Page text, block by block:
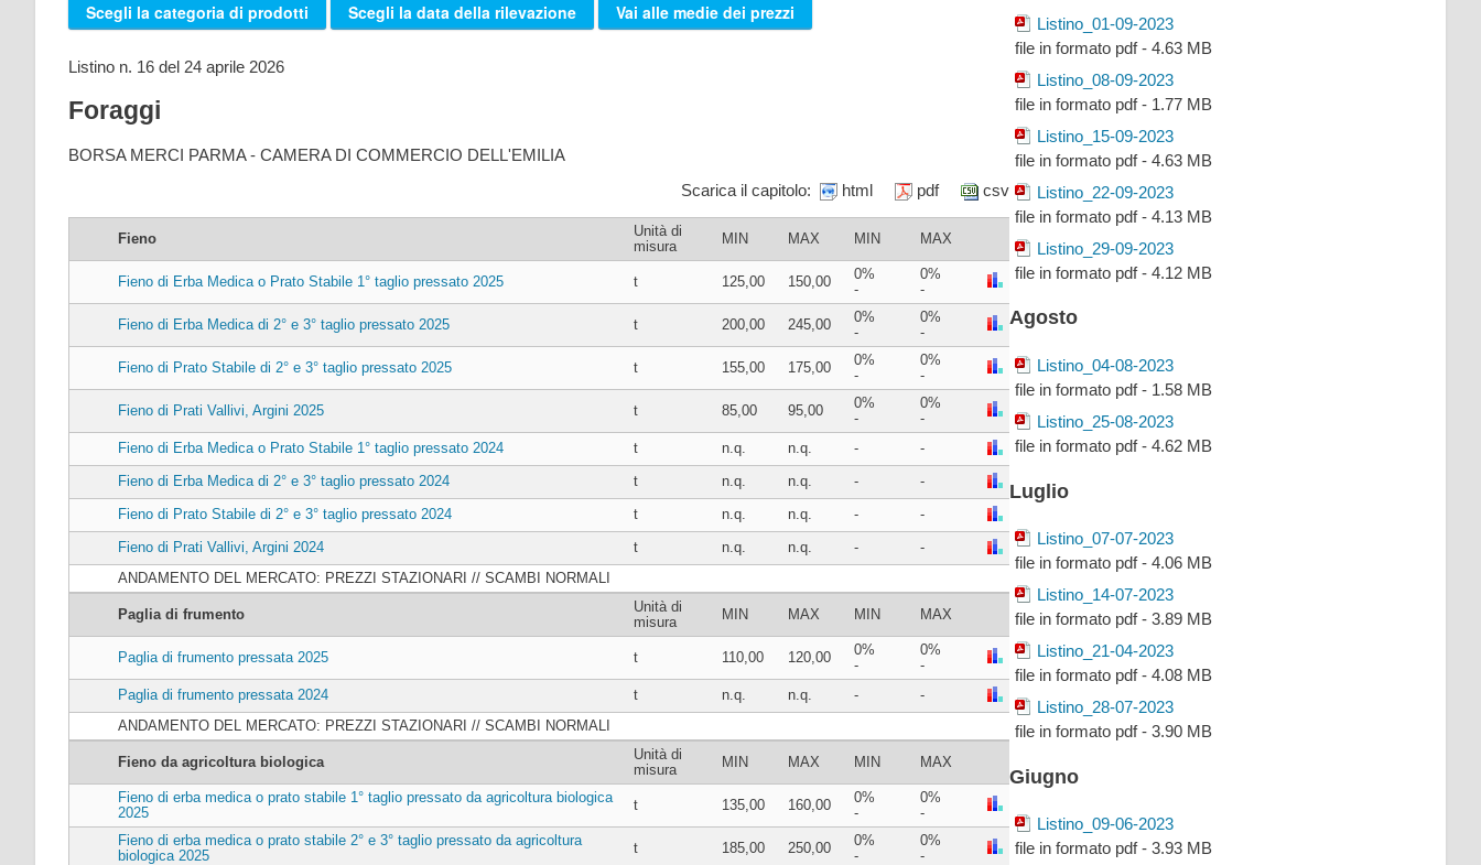
Scegli la categoria di prodotti Scegli la data della rilevazione Vai alle medie dei prezzi
Listino n. 16 del 24 aprile 2026
Foraggi
BORSA MERCI PARMA - CAMERA DI COMMERCIO DELL'EMILIA
Scarica il capitolo:
html pdf csv
Fieno
Unità di
misura
MIN MAX MIN MAX
Fieno di Erba Medica o Prato Stabile 1° taglio pressato 2025 t 125,00 150,00
0%
-
0%
-
Fieno di Erba Medica di 2° e 3° taglio pressato 2025 t 200,00 245,00
0%
-
0%
-
Fieno di Prato Stabile di 2° e 3° taglio pressato 2025 t 155,00 175,00
0%
-
0%
-
Fieno di Prati Vallivi, Argini 2025 t 85,00 95,00
0%
-
0%
-
Fieno di Erba Medica o Prato Stabile 1° taglio pressato 2024
t n.q. n.q. -
-
Fieno di Erba Medica di 2° e 3° taglio pressato 2024
t n.q. n.q. -
-
Fieno di Prato Stabile di 2° e 3° taglio pressato 2024
t n.q. n.q. -
-
Fieno di Prati Vallivi, Argini 2024
t n.q. n.q. -
-
ANDAMENTO DEL MERCATO: PREZZI STAZIONARI // SCAMBI NORMALI
Paglia di frumento
Unità di
misura
MIN MAX MIN MAX
Paglia di frumento pressata 2025 t 110,00 120,00
0%
-
0%
-
Paglia di frumento pressata 2024
t n.q. n.q. -
-
ANDAMENTO DEL MERCATO: PREZZI STAZIONARI // SCAMBI NORMALI
Fieno da agricoltura biologica
Unità di
misura
MIN MAX MIN MAX
Fieno di erba medica o prato stabile 1° taglio pressato da agricoltura biologica
2025
t 135,00 160,00
0%
-
0%
-
Fieno di erba medica o prato stabile 2° e 3° taglio pressato da agricoltura
biologica 2025
t 185,00 250,00
0%
-
0%
-
Listino_01-09-2023
file in formato pdf - 4.63 MB
Listino_08-09-2023
file in formato pdf - 1.77 MB
Listino_15-09-2023
file in formato pdf - 4.63 MB
Listino_22-09-2023
file in formato pdf - 4.13 MB
Listino_29-09-2023
file in formato pdf - 4.12 MB
Agosto
Listino_04-08-2023
file in formato pdf - 1.58 MB
Listino_25-08-2023
file in formato pdf - 4.62 MB
Luglio
Listino_07-07-2023
file in formato pdf - 4.06 MB
Listino_14-07-2023
file in formato pdf - 3.89 MB
Listino_21-04-2023
file in formato pdf - 4.08 MB
Listino_28-07-2023
file in formato pdf - 3.90 MB
Giugno
Listino_09-06-2023
file in formato pdf - 3.93 MB